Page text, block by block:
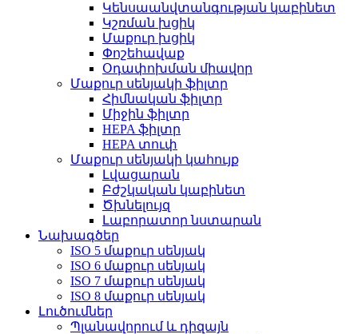
Կենսաանվտանգության կաբինետ
Կշռման խցիկ
Մաքուր խցիկ
Փոշեհավաք
Օդափոխման միավոր
Մաքուր սենյակի ֆիլտր
Հիմնական ֆիլտր
Միջին ֆիլտր
HEPA ֆիլտր
HEPA տուփ
Մաքուր սենյակի կահույք
Լվացարան
Բժշկական կաբինետ
Ծխնելույզ
Լաբորատոր նստարան
Նախագծեր
ISO 5 մաքուր սենյակ
ISO 6 մաքուր սենյակ
ISO 7 մաքուր սենյակ
ISO 8 մաքուր սենյակ
Լուծումներ
Պլանավորում և դիզայն